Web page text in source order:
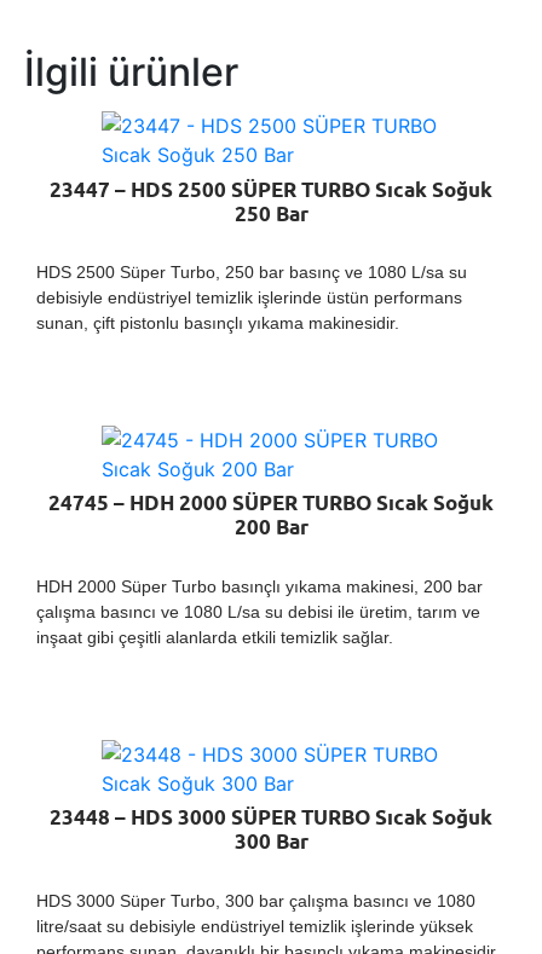
İlgili ürünler
23447 – HDS 2500 SÜPER TURBO Sıcak Soğuk
250 Bar
HDS 2500 Süper Turbo, 250 bar basınç ve 1080 L/sa su
debisiyle endüstriyel temizlik işlerinde üstün performans
sunan, çift pistonlu basınçlı yıkama makinesidir.
24745 – HDH 2000 SÜPER TURBO Sıcak Soğuk
200 Bar
HDH 2000 Süper Turbo basınçlı yıkama makinesi, 200 bar
çalışma basıncı ve 1080 L/sa su debisi ile üretim, tarım ve
inşaat gibi çeşitli alanlarda etkili temizlik sağlar.
23448 – HDS 3000 SÜPER TURBO Sıcak Soğuk
300 Bar
HDS 3000 Süper Turbo, 300 bar çalışma basıncı ve 1080
litre/saat su debisiyle endüstriyel temizlik işlerinde yüksek